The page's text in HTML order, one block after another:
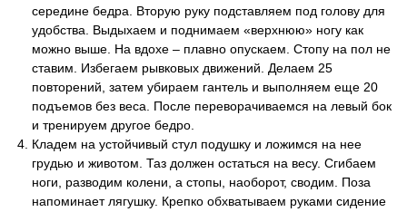
середине бедра. Вторую руку подставляем под голову для
удобства. Выдыхаем и поднимаем «верхнюю» ногу как
можно выше. На вдохе – плавно опускаем. Стопу на пол не
ставим. Избегаем рывковых движений. Делаем 25
повторений, затем убираем гантель и выполняем еще 20
подъемов без веса. После переворачиваемся на левый бок
и тренируем другое бедро.
Кладем на устойчивый стул подушку и ложимся на нее
грудью и животом. Таз должен остаться на весу. Сгибаем
ноги, разводим колени, а стопы, наоборот, сводим. Поза
напоминает лягушку. Крепко обхватываем руками сидение